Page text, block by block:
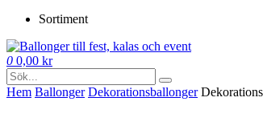
Sortiment
0 0,00 kr
Hem Ballonger Dekorations­ballonger